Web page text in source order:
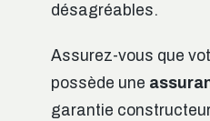
désagréables.
Assurez-vous que
possède une
garantie